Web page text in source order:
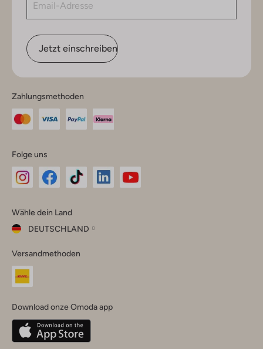
Jetzt einschreiben
Zahlungsmethoden
Folge uns
Instagram
Facebook
TikTok
Wähle dein Land
DEUTSCHLAND
dein
Land
Belgique(Français)
Deutschland
Versandmethoden
Download onze Omoda app